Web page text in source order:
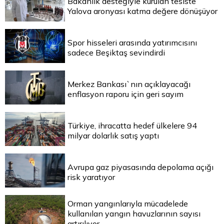
Yalova aronyası katma değere dönüşüyor
Spor hisseleri arasında yatırımcısını
sadece Beşiktaş sevindirdi
Merkez Bankası`nın açıklayacağı
enflasyon raporu için geri sayım
Türkiye, ihracatta hedef ülkelere 94
milyar dolarlık satış yaptı
Avrupa gaz piyasasında depolama açığı
risk yaratıyor
Orman yangınlarıyla mücadelede
kullanılan yangın havuzlarının sayısı